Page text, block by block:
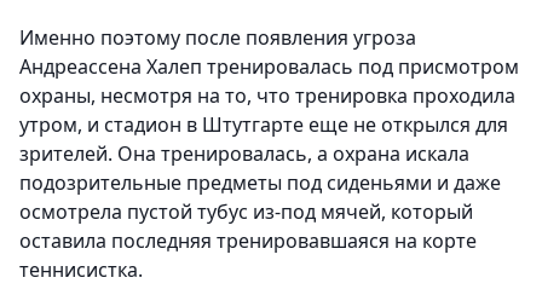
Именно поэтому после появления угроза
Андреассена Халеп тренировалась под присмотром
охраны, несмотря на то, что тренировка проходила
утром, и стадион в Штутгарте еще не открылся для
зрителей. Она тренировалась, а охрана искала
подозрительные предметы под сиденьями и даже
осмотрела пустой тубус из-под мячей, который
оставила последняя тренировавшаяся на корте
теннисистка.